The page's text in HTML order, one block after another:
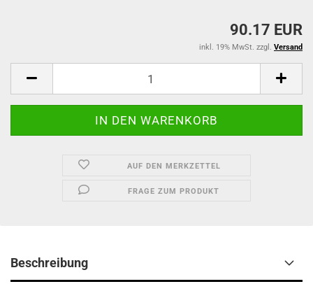
90.17 EUR
inkl. 19% MwSt. zzgl. Versand
AUF DEN MERKZETTEL
FRAGE ZUM PRODUKT
Beschreibung